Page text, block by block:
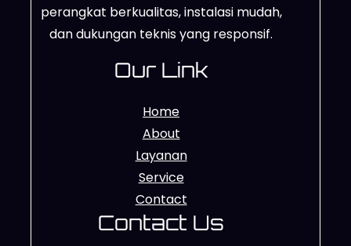
perangkat berkualitas, instalasi mudah,
dan dukungan teknis yang responsif.
Our Link
Home
About
Layanan
Service
Contact
Contact Us